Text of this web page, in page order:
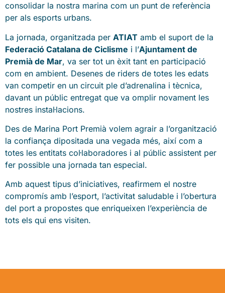
consolidar la nostra marina com un punt de referència
per als esports urbans.
La jornada, organitzada per ATIAT amb el suport de la
Federació Catalana de Ciclisme i l’Ajuntament de
Premià de Mar, va ser tot un èxit tant en participació
com en ambient. Desenes de riders de totes les edats
van competir en un circuit ple d’adrenalina i tècnica,
davant un públic entregat que va omplir novament les
nostres instal·lacions.
Des de Marina Port Premià volem agrair a l’organització
la confiança dipositada una vegada més, així com a
totes les entitats col·laboradores i al públic assistent per
fer possible una jornada tan especial.
Amb aquest tipus d’iniciatives, reafirmem el nostre
compromís amb l’esport, l’activitat saludable i l’obertura
del port a propostes que enriqueixen l’experiència de
tots els qui ens visiten.